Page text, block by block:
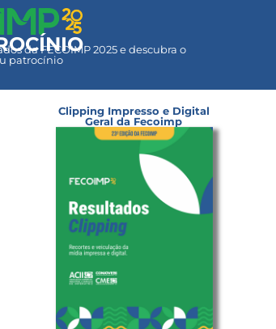
da FECOIMP 2025 e descubra o
patrocínio
Clipping Impresso e Digital
Geral da Fecoimp